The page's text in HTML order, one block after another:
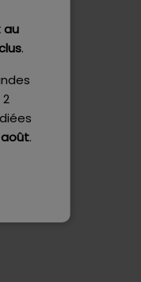
au
.
août.